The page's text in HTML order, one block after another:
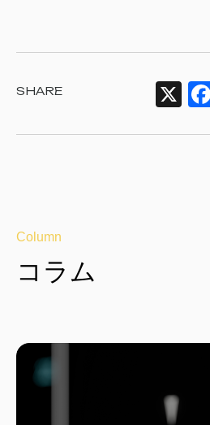
SHARE X
Column
コ ラ ム